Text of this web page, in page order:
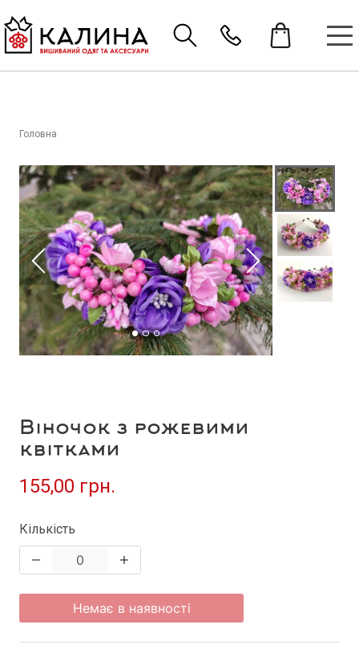
Головна
Віночок з рожевими
квітками
155,00 грн.
Кількість
Немає в наявності